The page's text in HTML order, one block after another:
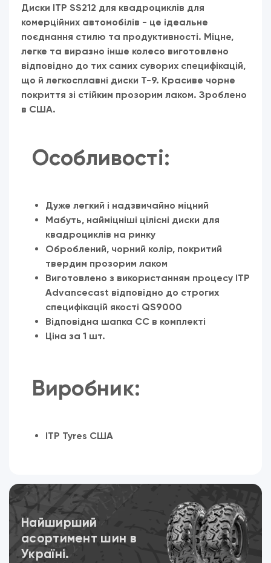
Диски ITP SS212 для квадроциклів для
комерційних автомобілів - це ідеальне
поєднання стилю та продуктивності. Міцне,
легке та виразно інше колесо виготовлено
відповідно до тих самих суворих специфікацій,
що й легкосплавні диски T-9. Красиве чорне
покриття зі стійким прозорим лаком. Зроблено
в США.
Особливості:
Дуже легкий і надзвичайно міцний
Мабуть, найміцніші цілісні диски для
квадроциклів на ринку
Оброблений, чорний колір, покритий
твердим прозорим лаком
Виготовлено з використанням процесу ITP
Advancecast відповідно до строгих
специфікацій якості QS9000
Відповідна шапка СС в комплекті
Ціна за 1 шт.
Виробник:
ITP Tyres США
Найширший
асортимент шин в
Україні.
Переглянути